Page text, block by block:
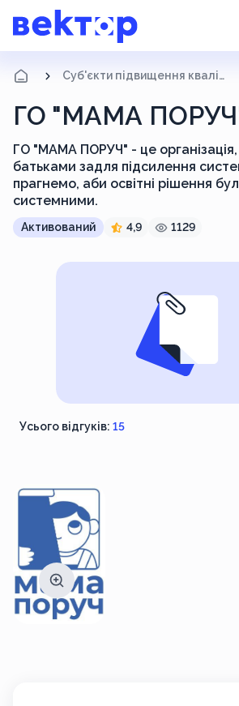
Суб'єкти підвищення кваліфікації
ГО "МАМА
ГО "МАМА ПОРУЧ" - це
батьками задля підсилення
прагнемо, аби освітні рішення
системними.
Активований 4,9 1129
Усього відгуків: 15